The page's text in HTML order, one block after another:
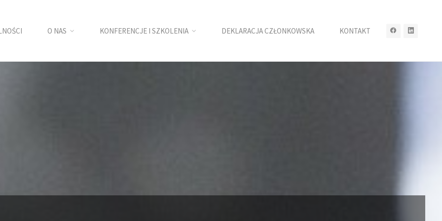
O NAS KONFERENCJE I SZKOLENIA DEKLARACJA CZŁONKOWSKA KONTAKT